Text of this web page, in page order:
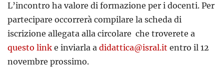
L’incontro ha valore di formazione per i docenti. Per
partecipare occorrerà compilare la scheda di
iscrizione allegata alla circolare che troverete a
questo link e inviarla a didattica@isral.it entro il 12
novembre prossimo.